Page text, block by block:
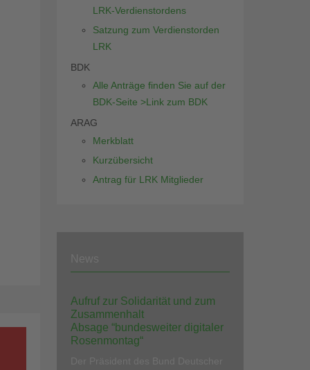
LRK-Verdienstordens
Satzung zum Verdienstorden
LRK
BDK
Alle Anträge finden Sie auf der
BDK-Seite >Link zum BDK
ARAG
Merkblatt
Kurzübersicht
Antrag für LRK Mitglieder
Aufruf zur Solidarität und zum
Zusammenhalt
Absage “bundesweiter digitaler
Rosenmontag“